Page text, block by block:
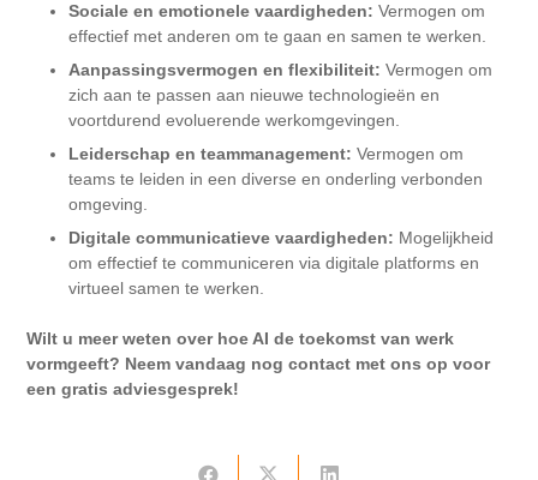
Sociale en emotionele vaardigheden: Vermogen om
effectief met anderen om te gaan en samen te werken.
Aanpassingsvermogen en flexibiliteit: Vermogen om
zich aan te passen aan nieuwe technologieën en
voortdurend evoluerende werkomgevingen.
Leiderschap en teammanagement: Vermogen om
teams te leiden in een diverse en onderling verbonden
omgeving.
Digitale communicatieve vaardigheden: Mogelijkheid
om effectief te communiceren via digitale platforms en
virtueel samen te werken.
Wilt u meer weten over hoe AI de toekomst van werk
vormgeeft? Neem vandaag nog contact met ons op voor
een gratis adviesgesprek!